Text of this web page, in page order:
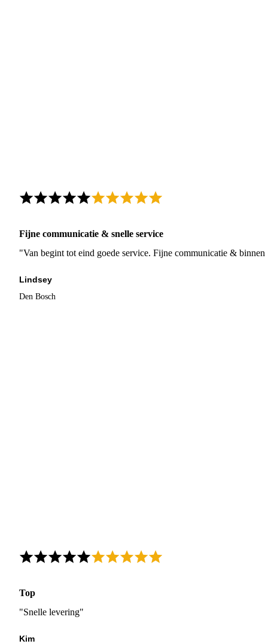
Fijne communicatie & snelle service
"Van begint tot eind goede service. Fijne communicatie &
Lindsey
Den Bosch
Top
"Snelle levering"
Kim